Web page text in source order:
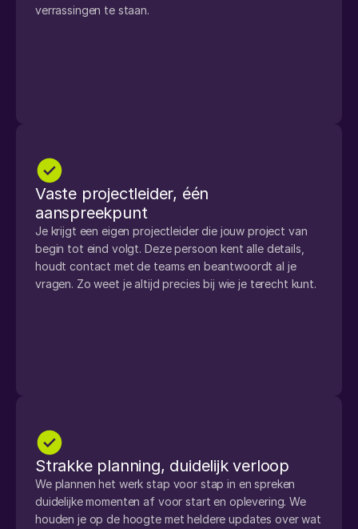
verrassingen te staan.
Vaste projectleider, één
aanspreekpunt
Je krijgt een eigen projectleider die jouw project van
begin tot eind volgt. Deze persoon kent alle details,
houdt contact met de teams en beantwoordt al je
vragen. Zo weet je altijd precies bij wie je terecht kunt.
Strakke planning, duidelijk verloop
We plannen het werk stap voor stap in en spreken
duidelijke momenten af voor start en oplevering. We
houden je op de hoogte met heldere updates over wat